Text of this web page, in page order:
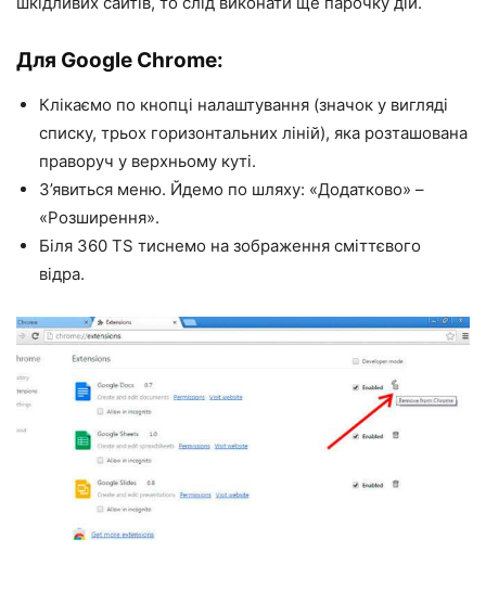
Для Google Chrome:
Клікаємо по кнопці налаштування (значок у вигляді
списку, трьох горизонтальних ліній), яка розташована
праворуч у верхньому куті.
З’явиться меню. Йдемо по шляху: «Додатково» –
«Розширення».
Біля 360 TS тиснемо на зображення сміттєвого
відра.